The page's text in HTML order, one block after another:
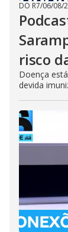
DO R7/06/08/
risco
Doença
devida